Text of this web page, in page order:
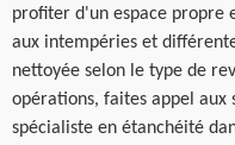
profiter d'un espace propre
aux intempéries et
nettoyée selon le type de
opérations, faites appel aux
spécialiste en étanchéité